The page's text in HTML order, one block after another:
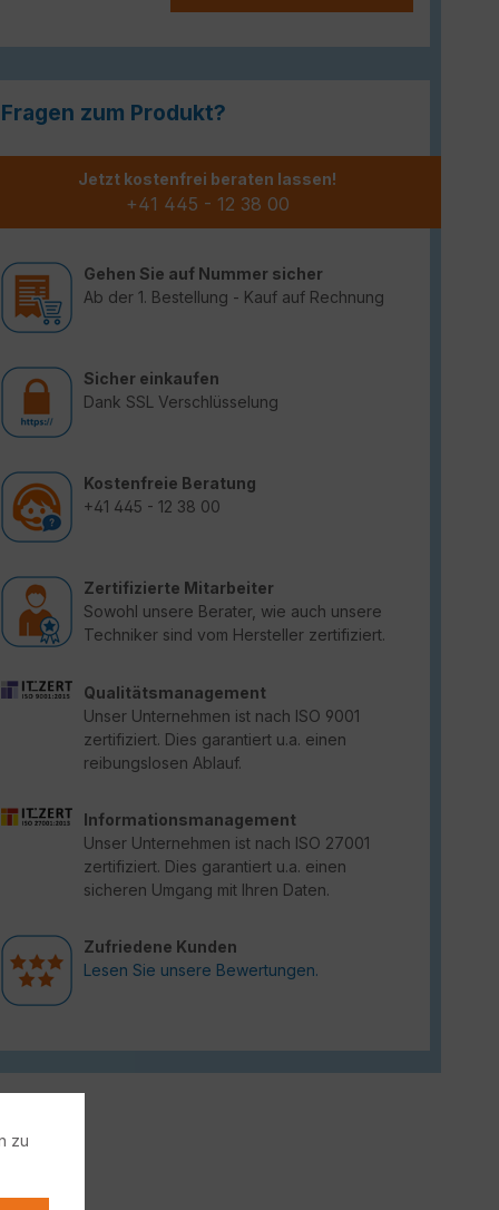
Fragen zum Produkt?
Jetzt kostenfrei beraten lassen!
+41 445 - 12 38 00
Gehen Sie auf Nummer sicher
Ab der 1. Bestellung - Kauf auf Rechnung
Sicher einkaufen
Dank SSL Verschlüsselung
Kostenfreie Beratung
+41 445 - 12 38 00
Zertifizierte Mitarbeiter
Sowohl unsere Berater, wie auch unsere
Techniker sind vom Hersteller zertifiziert.
Qualitätsmanagement
Unser Unternehmen ist nach ISO 9001
zertifiziert. Dies garantiert u.a. einen
reibungslosen Ablauf.
Informationsmanagement
Unser Unternehmen ist nach ISO 27001
zertifiziert. Dies garantiert u.a. einen
sicheren Umgang mit Ihren Daten.
Zufriedene Kunden
Lesen Sie unsere Bewertungen.
zu